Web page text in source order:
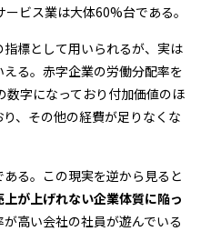
ビス業は大体60%台である。
標として用いられるが、実は
える。赤字企業の労働分配率を
字になっており付加価値のほ
、その他の経費が足りなくな
る。この現実を逆から見ると
が上げれない企業体質に陥っ
高い会社の社員が遊んでいる